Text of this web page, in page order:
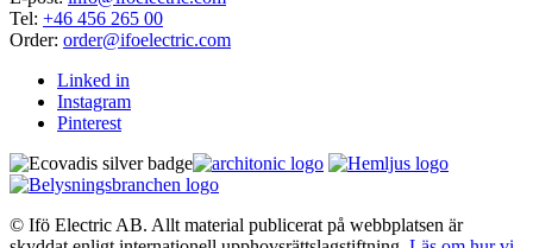
Tel: +46 456 265 00
Order: order@ifoelectric.com
Linked in
Instagram
Pinterest
© Ifö Electric AB. Allt material publicerat på webbplatsen är